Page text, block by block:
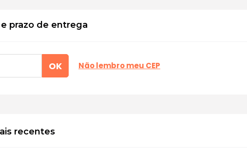
prazo de entrega
OK Não lembro meu CEP
recentes